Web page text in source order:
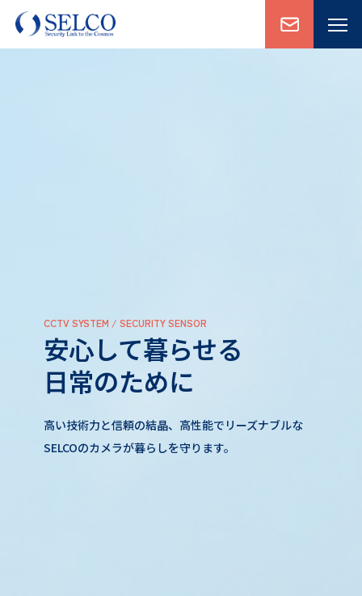
CCTV SYSTEM / SECURITY SENSOR
安心して暮らせる
日常のために
高い技術力と信頼の結晶、高性能でリーズナブルな
SELCOのカメラが暮らしを守ります。